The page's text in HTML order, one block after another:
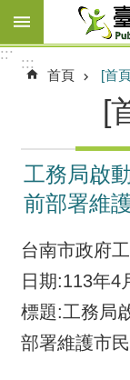
跳到主要內容區塊
:::
:::
首頁 [首
[
工務局啟
前部署維
台南市政府
日期:113年4
標題:工務局
部署維護市